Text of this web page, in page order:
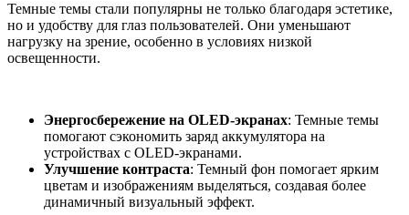
Темные темы стали популярны не только благодаря эстетике,
но и удобству для глаз пользователей. Они уменьшают
нагрузку на зрение, особенно в условиях низкой
освещенности.
Энергосбережение на OLED-экранах: Темные темы
помогают сэкономить заряд аккумулятора на
устройствах с OLED-экранами.
Улучшение контраста: Темный фон помогает ярким
цветам и изображениям выделяться, создавая более
динамичный визуальный эффект.